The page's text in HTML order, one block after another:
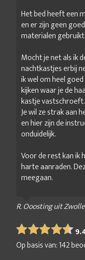
Het bed heeft een
en er zijn geen
materialen gebruikt.
Mocht je net als ik
nachtkastjes erbij
ik wel om heel
kijken waar je de
kastje vastschroeft.
Je wil ze strak aan
en hier zijn de
onduidelijk.
Voor de rest kan ik
harte aanraden.
meegaan.
R. Ooosting uit Zwolle
Op basis van:142